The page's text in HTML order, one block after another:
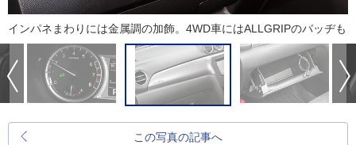
インパネまわりには金属調の加飾。4WD車にはALLGRIPのバッヂも
この写真の記事へ